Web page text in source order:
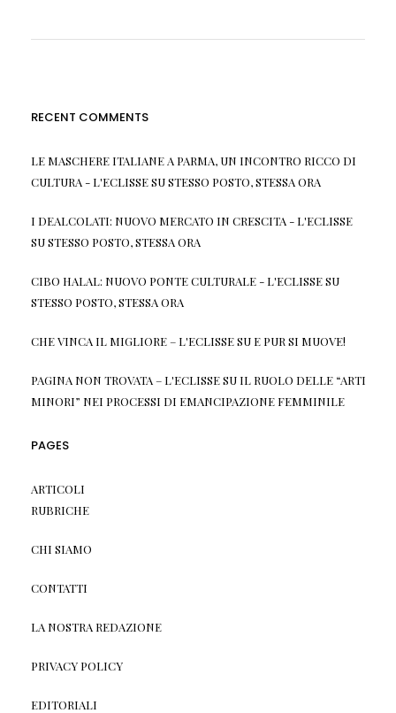
RECENT COMMENTS
LE MASCHERE ITALIANE A PARMA, UN INCONTRO RICCO DI
CULTURA - L'ECLISSESUSTESSO POSTO, STESSA ORA
I DEALCOLATI: NUOVO MERCATO IN CRESCITA - L'ECLISSE
SUSTESSO POSTO, STESSA ORA
CIBO HALAL: NUOVO PONTE CULTURALE - L'ECLISSESU
STESSO POSTO, STESSA ORA
CHE VINCA IL MIGLIORE – L'ECLISSESU E PUR SI MUOVE!
PAGINA NON TROVATA – L'ECLISSESU IL RUOLO DELLE “ARTI
MINORI” NEI PROCESSI DI EMANCIPAZIONE FEMMINILE
PAGES
ARTICOLI
RUBRICHE
CHI SIAMO
CONTATTI
LA NOSTRA REDAZIONE
PRIVACY POLICY
EDITORIALI